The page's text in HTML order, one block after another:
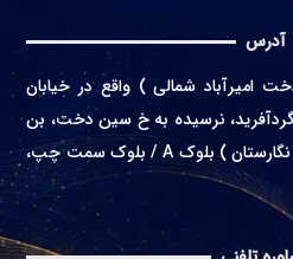
آدرس
امیرآباد شمالی ) واقع در خیابان
گردآفرید، نرسیده به خ سین دخت، بن
بست بهشت، پلاک 4 ( مجتمع نگارستان ) بلوک A / بلوک سمت چپ،